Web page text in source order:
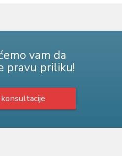
vam da
pravu priliku!